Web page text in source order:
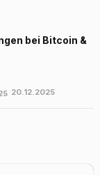
bei Bitcoin &
20.12.2025